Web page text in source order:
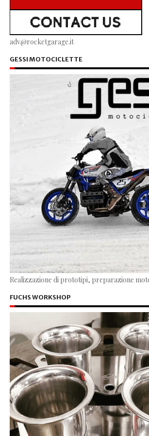
adv@rocketgarage.it
GESSI MOTOCICLETTE
Realizzazione di prototipi, preparazione
FUCHS WORKSHOP